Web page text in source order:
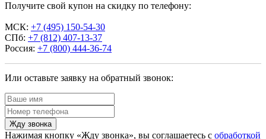
Получите свой купон на скидку по телефону:
МСК: +7 (495) 150-54-30
СПб: +7 (812) 407-13-37
Россия: +7 (800) 444-36-74
Или оставьте заявку на обратный звонок:
Жду звонка
Нажимая кнопку «Жду звонка», вы соглашаетесь с обработкой